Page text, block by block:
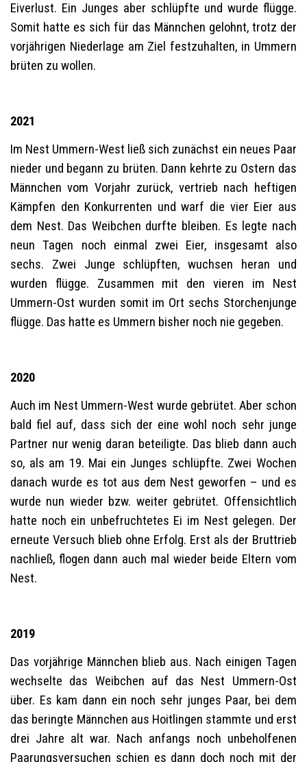
Eiverlust. Ein Junges aber schlüpfte und wurde flügge.
Somit hatte es sich für das Männchen gelohnt, trotz der
vorjährigen Niederlage am Ziel festzuhalten, in Ummern
brüten zu wollen.
2021
Im Nest Ummern-West ließ sich zunächst ein neues Paar
nieder und begann zu brüten. Dann kehrte zu Ostern das
Männchen vom Vorjahr zurück, vertrieb nach heftigen
Kämpfen den Konkurrenten und warf die vier Eier aus
dem Nest. Das Weibchen durfte bleiben. Es legte nach
neun Tagen noch einmal zwei Eier, insgesamt also
sechs. Zwei Junge schlüpften, wuchsen heran und
wurden flügge. Zusammen mit den vieren im Nest
Ummern-Ost wurden somit im Ort sechs Storchenjunge
flügge. Das hatte es Ummern bisher noch nie gegeben.
2020
Auch im Nest Ummern-West wurde gebrütet. Aber schon
bald fiel auf, dass sich der eine wohl noch sehr junge
Partner nur wenig daran beteiligte. Das blieb dann auch
so, als am 19. Mai ein Junges schlüpfte. Zwei Wochen
danach wurde es tot aus dem Nest geworfen – und es
wurde nun wieder bzw. weiter gebrütet. Offensichtlich
hatte noch ein unbefruchtetes Ei im Nest gelegen. Der
erneute Versuch blieb ohne Erfolg. Erst als der Bruttrieb
nachließ, flogen dann auch mal wieder beide Eltern vom
Nest.
2019
Das vorjährige Männchen blieb aus. Nach einigen Tagen
wechselte das Weibchen auf das Nest Ummern-Ost
über. Es kam dann ein noch sehr junges Paar, bei dem
das beringte Männchen aus Hoitlingen stammte und erst
drei Jahre alt war. Nach anfangs noch unbeholfenen
Paarungsversuchen schien es dann doch noch mit der